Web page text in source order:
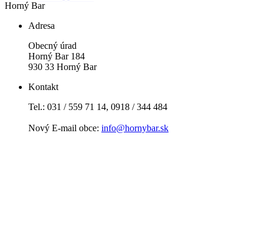
Horný Bar
Adresa
Obecný úrad
Horný Bar 184
930 33 Horný Bar
Kontakt
Tel.: 031 / 559 71 14, 0918 / 344 484
Nový E-mail obce: info@hornybar.sk